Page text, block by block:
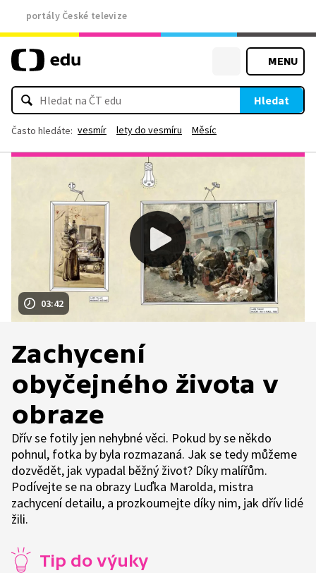
portály České televize
MENU
Hledat
Často hledáte: vesmír lety do vesmíru Měsíc
03:42
Zachycení
obyčejného života v
obraze
Dřív se fotily jen nehybné věci. Pokud by se někdo
pohnul, fotka by byla rozmazaná. Jak se tedy můžeme
dozvědět, jak vypadal běžný život? Díky malířům.
Podívejte se na obrazy Luďka Marolda, mistra
zachycení detailu, a prozkoumejte díky nim, jak dřív lidé
žili.
Tip do výuky